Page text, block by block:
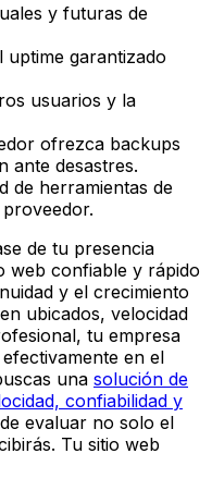
y futuras de
uptime garantizado
usuarios y la
ofrezca backups
ante desastres.
de herramientas de
de tu presencia
web confiable y rápido
y el crecimiento
ubicados, velocidad
tu empresa
en el
una solución de
confiabilidad y
evaluar no solo el
Tu sitio web